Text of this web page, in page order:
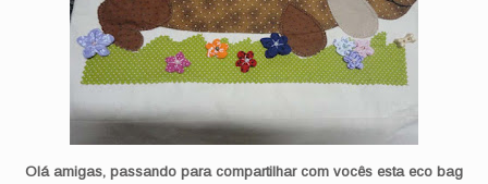
Olá amigas, passando para compartilhar com vocês esta eco bag